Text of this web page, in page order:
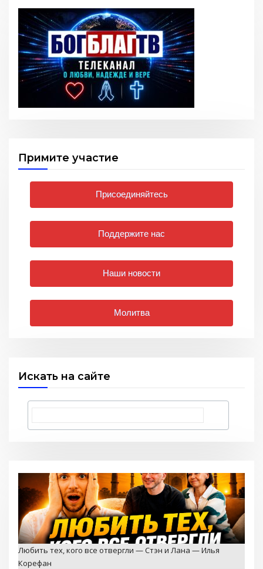
Примите участие
Присоединяйтесь
Поддержите нас
Наши новости
Молитва
Искать на сайте
Любить тех, кого все отвергли — Стэн и Лана — Илья
Корефан